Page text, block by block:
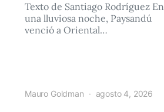
Texto de Santiago Rodríguez En
una lluviosa noche, Paysandú
venció a Oriental…
Mauro Goldman agosto 4, 2026